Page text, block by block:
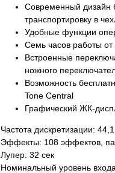
Современный дизайн
транспортировку в
Удобные функции
Семь часов работы
Встроенные
ножного
Возможность
Tone Central
Графический ЖК-
Частота дискретизации:
Эффекты: 108 эффектов,
Лупер: 32 сек
Номинальный уровень